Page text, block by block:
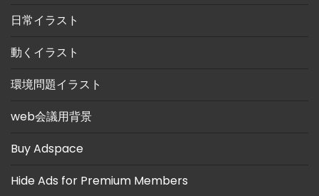
日常イラスト
動くイラスト
環境問題イラスト
web会議用背景
Buy Adspace
Hide Ads for Premium Members